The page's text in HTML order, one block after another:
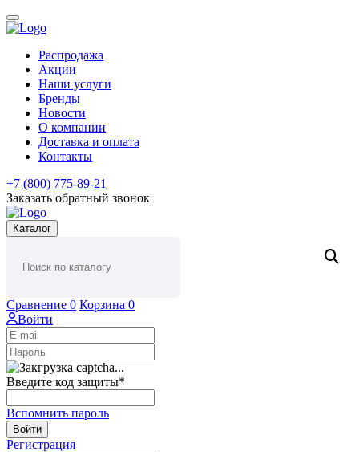
Распродажа
Акции
Наши услуги
Бренды
Новости
О компании
Доставка и оплата
Контакты
+7 (800) 775-89-21
Заказать обратный звонок
Каталог
Сравнение 0 Корзина 0
Войти
Введите код защиты*
Вспомнить пароль
Войти
Регистрация